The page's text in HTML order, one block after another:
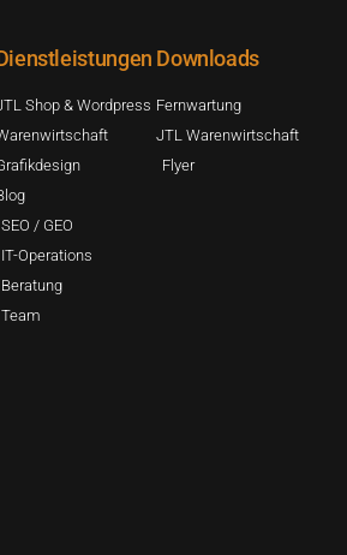
Shop & Wordpress
SEO / GEO
IT-Operations
Beratung
Team
Downloads
Fernwartung
JTL Warenwirtschaft
Flyer